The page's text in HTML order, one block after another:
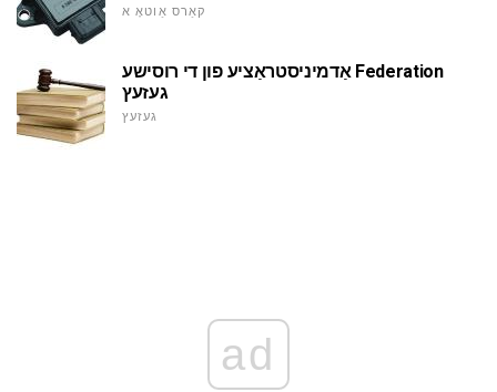
קאַרס אַוטאָ א
אַדמיניסטראַציע פון די רוסישע Federation
געזעץ
געזעץ
ad